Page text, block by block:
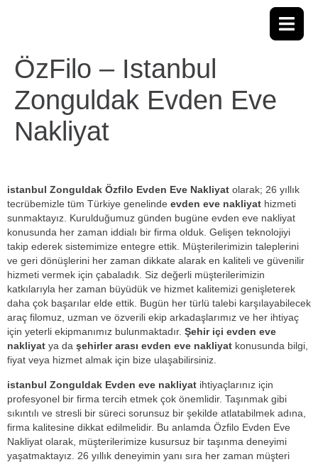
ÖzFilo – Istanbul
Zonguldak Evden Eve
Nakliyat
istanbul Zonguldak Özfilo Evden Eve Nakliyat olarak; 26 yıllık
tecrübemizle tüm Türkiye genelinde evden eve nakliyat hizmeti
sunmaktayız. Kurulduğumuz günden bugüne evden eve nakliyat
konusunda her zaman iddialı bir firma olduk. Gelişen teknolojiyi
takip ederek sistemimize entegre ettik. Müşterilerimizin taleplerini
ve geri dönüşlerini her zaman dikkate alarak en kaliteli ve güvenilir
hizmeti vermek için çabaladık. Siz değerli müşterilerimizin
katkılarıyla her zaman büyüdük ve hizmet kalitemizi genişleterek
daha çok başarılar elde ettik. Bugün her türlü talebi karşılayabilecek
araç filomuz, uzman ve özverili ekip arkadaşlarımız ve her ihtiyaç
için yeterli ekipmanımız bulunmaktadır. Şehir içi evden eve
nakliyat ya da şehirler arası evden eve nakliyat konusunda bilgi,
fiyat veya hizmet almak için bize ulaşabilirsiniz.
istanbul Zonguldak Evden eve nakliyat ihtiyaçlarınız için
profesyonel bir firma tercih etmek çok önemlidir. Taşınmak gibi
sıkıntılı ve stresli bir süreci sorunsuz bir şekilde atlatabilmek adına,
firma kalitesine dikkat edilmelidir. Bu anlamda Özfilo Evden Eve
Nakliyat olarak, müşterilerimize kusursuz bir taşınma deneyimi
yaşatmaktayız. 26 yıllık deneyimin yanı sıra her zaman müşteri